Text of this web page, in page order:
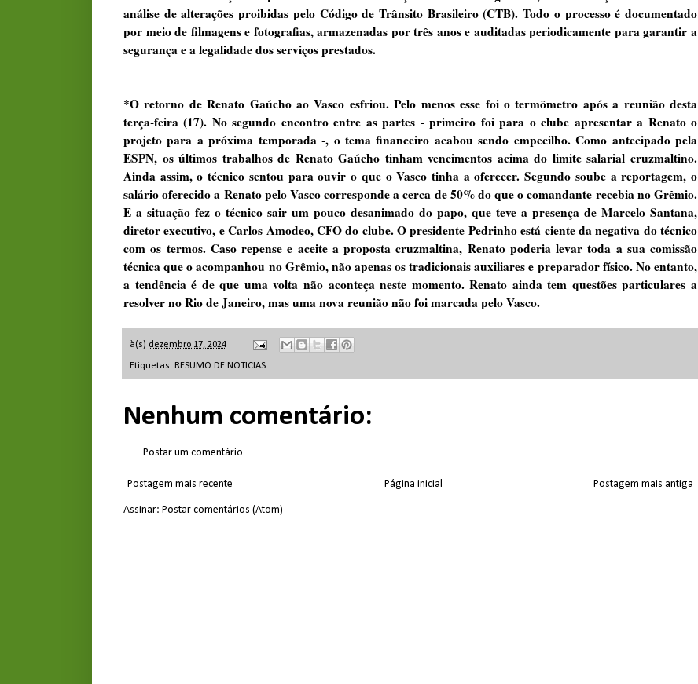
análise de alterações proibidas pelo Código de Trânsito Brasileiro (CTB). Todo o processo é documentado
por meio de filmagens e fotografias, armazenadas por três anos e auditadas periodicamente para garantir a
segurança e a legalidade dos serviços prestados.
*O retorno de Renato Gaúcho ao Vasco esfriou. Pelo menos esse foi o termômetro após a reunião desta
terça-feira (17). No segundo encontro entre as partes - primeiro foi para o clube apresentar a Renato o
projeto para a próxima temporada -, o tema financeiro acabou sendo empecilho. Como antecipado pela
ESPN, os últimos trabalhos de Renato Gaúcho tinham vencimentos acima do limite salarial cruzmaltino.
Ainda assim, o técnico sentou para ouvir o que o Vasco tinha a oferecer. Segundo soube a reportagem, o
salário oferecido a Renato pelo Vasco corresponde a cerca de 50% do que o comandante recebia no Grêmio.
E a situação fez o técnico sair um pouco desanimado do papo, que teve a presença de Marcelo Santana,
diretor executivo, e Carlos Amodeo, CFO do clube. O presidente Pedrinho está ciente da negativa do técnico
com os termos. Caso repense e aceite a proposta cruzmaltina, Renato poderia levar toda a sua comissão
técnica que o acompanhou no Grêmio, não apenas os tradicionais auxiliares e preparador físico. No entanto,
a tendência é de que uma volta não aconteça neste momento. Renato ainda tem questões particulares a
resolver no Rio de Janeiro, mas uma nova reunião não foi marcada pelo Vasco.
à(s) dezembro 17, 2024
Etiquetas: RESUMO DE NOTICIAS
Nenhum comentário:
Postar um comentário
Postagem mais recente Postagem mais antiga
Página inicial
Assinar: Postar comentários (Atom)